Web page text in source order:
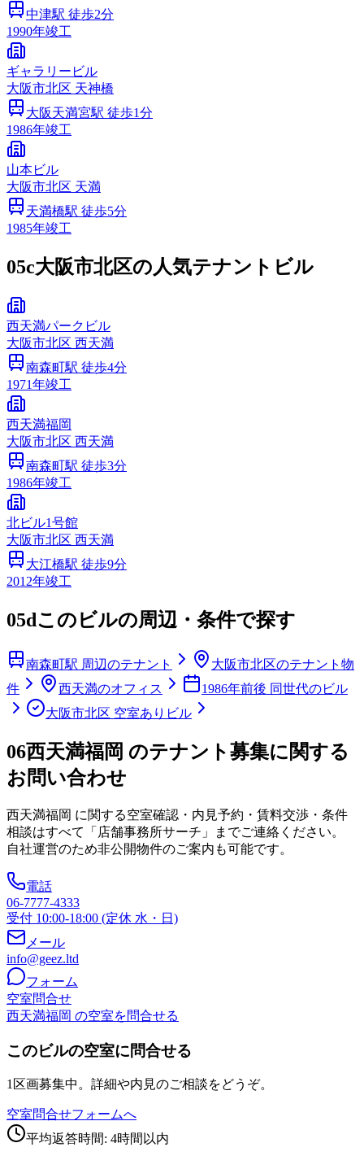
中津駅 徒歩2分
1990年竣工
ギャラリービル
大阪市北区 天神橋
大阪天満宮駅 徒歩1分
1986年竣工
山本ビル
大阪市北区 天満
天満橋駅 徒歩5分
1985年竣工
05c大阪市北区の人気テナントビル
西天満パークビル
大阪市北区 西天満
南森町駅 徒歩4分
1971年竣工
西天満福岡
大阪市北区 西天満
南森町駅 徒歩3分
1986年竣工
北ビル1号館
大阪市北区 西天満
大江橋駅 徒歩9分
2012年竣工
05dこのビルの周辺・条件で探す
南森町駅 周辺のテナント
大阪市北区のテナント物
件
西天満のオフィス
1986年前後 同世代のビル
大阪市北区 空室ありビル
06西天満福岡 のテナント募集に関する
お問い合わせ
西天満福岡 に関する空室確認・内見予約・賃料交渉・条件
相談はすべて「店舗事務所サーチ」までご連絡ください。
自社運営のため非公開物件のご案内も可能です。
電話
06-7777-4333
受付 10:00-18:00 (定休 水・日)
メール
info@geez.ltd
フォーム
空室問合せ
西天満福岡 の空室を問合せる
このビルの空室に問合せる
1区画募集中。詳細や内見のご相談をどうぞ。
空室問合せフォームへ
平均返答時間: 4時間以内